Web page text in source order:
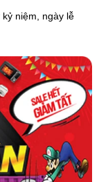
niệm, ngày lễ